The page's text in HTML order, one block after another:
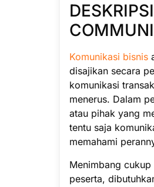
Komunikasi bisnis
disajikan secara
komunikasi
menerus. Dalam
atau pihak yang
tentu saja
memahami
Menimbang
peserta,